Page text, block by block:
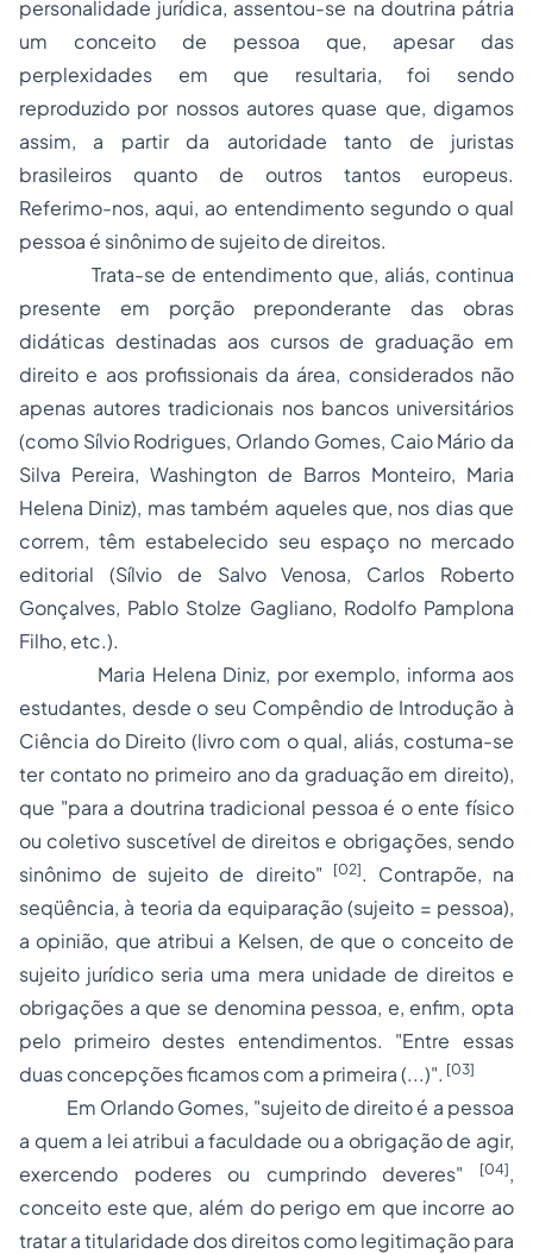
personalidade jurídica, assentou-se na doutrina pátria
um conceito de pessoa que, apesar das
perplexidades em que resultaria, foi sendo
reproduzido por nossos autores quase que, digamos
assim, a partir da autoridade tanto de juristas
brasileiros quanto de outros tantos europeus.
Referimo-nos, aqui, ao entendimento segundo o qual
pessoa é sinônimo de sujeito de direitos.
Trata-se de entendimento que, aliás, continua
presente em porção preponderante das obras
didáticas destinadas aos cursos de graduação em
direito e aos profissionais da área, considerados não
apenas autores tradicionais nos bancos universitários
(como Sílvio Rodrigues, Orlando Gomes, Caio Mário da
Silva Pereira, Washington de Barros Monteiro, Maria
Helena Diniz), mas também aqueles que, nos dias que
correm, têm estabelecido seu espaço no mercado
editorial (Sílvio de Salvo Venosa, Carlos Roberto
Gonçalves, Pablo Stolze Gagliano, Rodolfo Pamplona
Filho, etc.).
Maria Helena Diniz, por exemplo, informa aos
estudantes, desde o seu Compêndio de Introdução à
Ciência do Direito (livro com o qual, aliás, costuma-se
ter contato no primeiro ano da graduação em direito),
que "para a doutrina tradicional pessoa é o ente físico
ou coletivo suscetível de direitos e obrigações, sendo
sinônimo de sujeito de direito"
[02]. Contrapõe, na
seqüência, à teoria da equiparação (sujeito = pessoa),
a opinião, que atribui a Kelsen, de que o conceito de
sujeito jurídico seria uma mera unidade de direitos e
obrigações a que se denomina pessoa, e, enfim, opta
pelo primeiro destes entendimentos. "Entre essas
duas concepções ficamos com a primeira (...)". [03]
Em Orlando Gomes, "sujeito de direito é a pessoa
a quem a lei atribui a faculdade ou a obrigação de agir,
exercendo poderes ou cumprindo deveres"
[04],
conceito este que, além do perigo em que incorre ao
tratar a titularidade dos direitos como legitimação para